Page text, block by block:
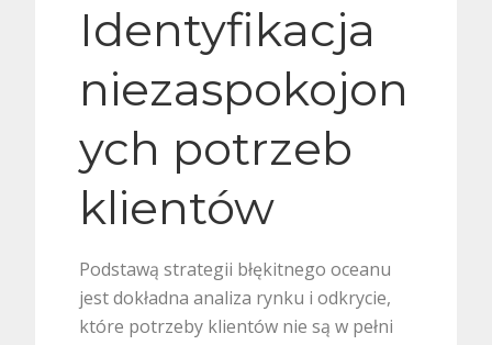
Identyfikacja
niezaspokojon
ych potrzeb
klientów
Podstawą strategii błękitnego oceanu
jest dokładna analiza rynku i odkrycie,
które potrzeby klientów nie są w pełni